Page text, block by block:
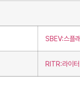
SBEV:스플
RITR:라이